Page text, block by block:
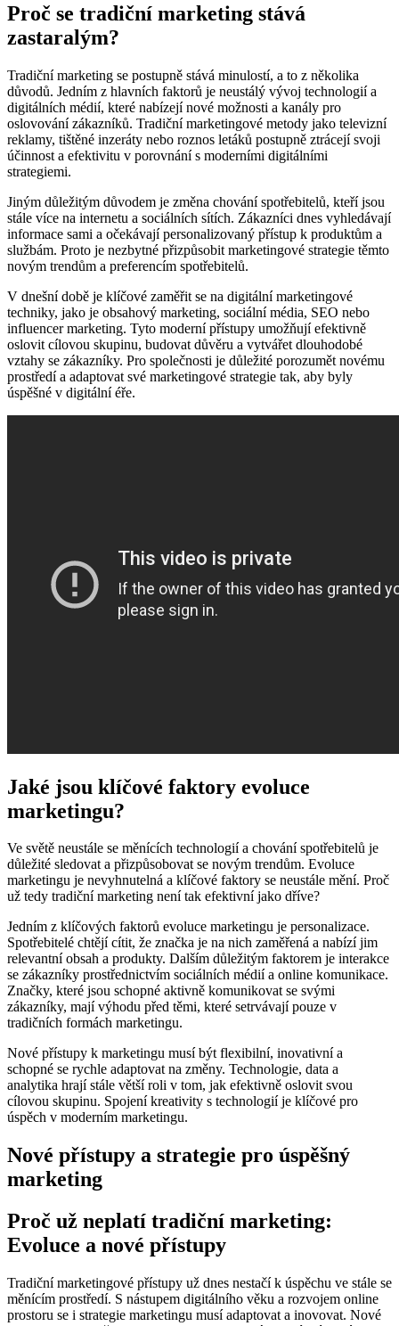
Proč se tradiční marketing stává
zastaralým?
Tradiční​ marketing⁣ se postupně stává minulostí, a to z⁤ několika
důvodů. Jedním z hlavních faktorů je neustálý vývoj technologií a
‍digitálních médií, které ⁣nabízejí nové možnosti a kanály pro
oslovování zákazníků.‍ Tradiční marketingové‌ metody jako televizní
reklamy, tištěné inzeráty nebo roznos letáků postupně ztrácejí svoji
účinnost a efektivitu ​v porovnání‍ s moderními digitálními
strategiemi.
Jiným důležitým důvodem je změna chování spotřebitelů, kteří⁢ jsou
stále více ⁤na internetu a sociálních sítích. Zákazníci ⁣dnes vyhledávají
informace sami a očekávají ⁤personalizovaný přístup k produktům a
službám. Proto je nezbytné přizpůsobit marketingové strategie těmto
novým ​trendům ‍a preferencím spotřebitelů.
V dnešní době je klíčové zaměřit se na digitální marketingové
techniky, jako je obsahový marketing, sociální média, SEO nebo
⁣influencer marketing. ⁤Tyto moderní přístupy umožňují efektivně
oslovit cílovou skupinu,‌ budovat důvěru a vytvářet dlouhodobé
vztahy se zákazníky.⁤ Pro společnosti je důležité porozumět novému⁤
prostředí⁤ a adaptovat‌ své marketingové strategie⁤ tak, aby byly ​
úspěšné v digitální éře.
Jaké ‌jsou klíčové faktory evoluce
marketingu?
Ve světě neustále⁢ se měnících technologií a chování spotřebitelů je
důležité sledovat a přizpůsobovat se novým trendům. Evoluce
marketingu je ⁢nevyhnutelná ​a ⁤klíčové faktory se neustále mění. Proč
už tedy tradiční marketing není tak efektivní jako dříve?
Jedním z klíčových faktorů evoluce marketingu je​ personalizace.
Spotřebitelé‍ chtějí cítit, že‌ značka je na ‌nich zaměřená a nabízí jim
relevantní obsah a produkty. Dalším důležitým faktorem je‌ interakce
se zákazníky prostřednictvím sociálních médií a online komunikace.
Značky, které jsou schopné ‌aktivně komunikovat⁤ se svými
zákazníky, mají výhodu před těmi, které setrvávají pouze v
⁤tradičních formách marketingu.
Nové přístupy k marketingu musí být flexibilní, ⁢inovativní⁢ a
schopné se rychle adaptovat na ​změny. Technologie, data a
analytika ⁣hrají stále větší roli v ‌tom, jak efektivně oslovit svou
cílovou skupinu. Spojení kreativity s‍ technologií je klíčové pro
úspěch‌ v moderním marketingu.
Nové přístupy a strategie pro úspěšný
marketing
Proč už neplatí tradiční marketing:
Evoluce a nové přístupy
Tradiční marketingové přístupy už dnes nestačí k úspěchu ve stále se
měnícím ⁢prostředí. S nástupem digitálního věku a ‌rozvojem online
prostoru se i strategie marketingu musí adaptovat a inovovat. Nové